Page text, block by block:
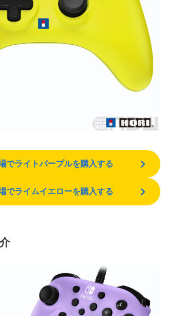
でライトパープルを購入する
でライムイエローを購入する